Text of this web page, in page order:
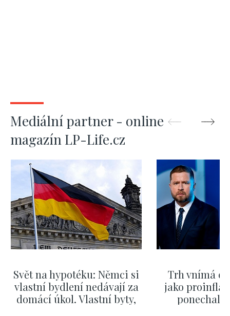
Mediální partner - online
magazín LP-Life.cz
Svět na hypotéku: Němci si
vlastní bydlení nedávají za
domácí úkol. Vlastní byty,
Trh vnímá
jako
ponechali